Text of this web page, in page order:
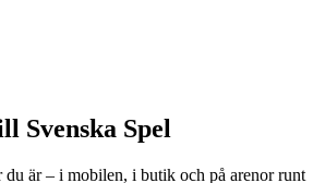
Svenska Spel
du är – i mobilen, i butik och på arenor runt